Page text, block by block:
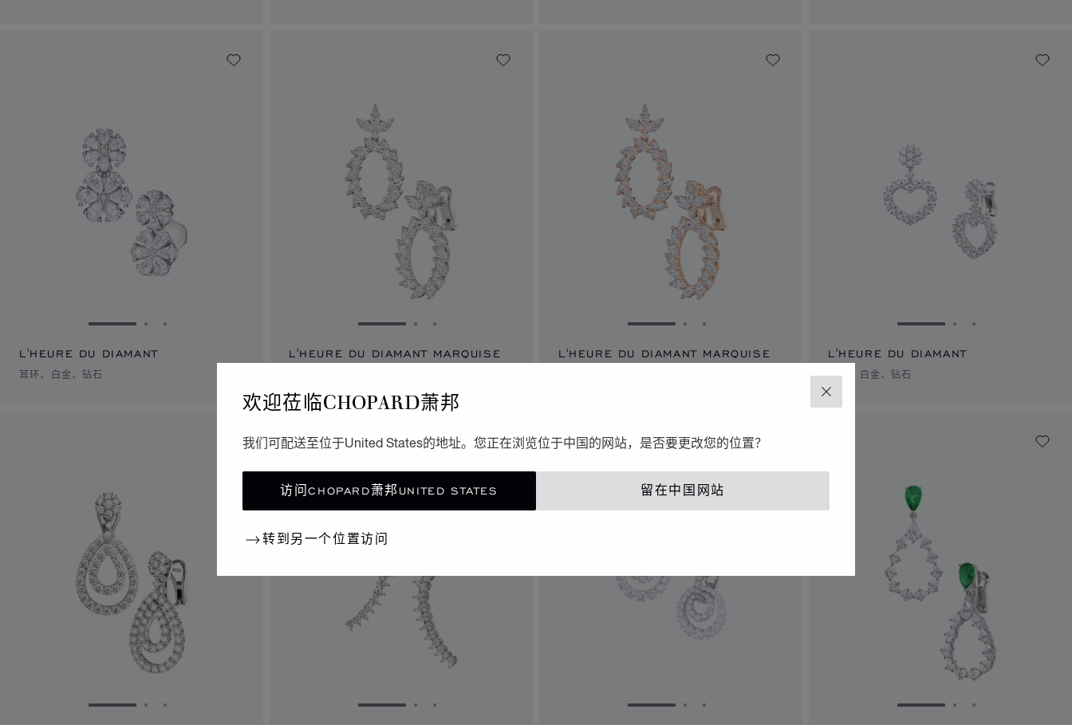
关闭
欢迎莅临CHOPARD萧邦
我们可配送至位于United States的地址。您正在浏览位于中国的网站，是否要更改您的位置？
访问CHOPARD萧邦UNITED STATES 留在中国网站
转到另一个位置访问
转到幻灯片 1转到幻灯片 2
转到幻灯片 3
L'HEURE DU DIAMANT
耳环、白金、钻石
转到幻灯片 1转到幻灯片 2
转到幻灯片 3
L'HEURE DU DIAMANT MARQUISE
转到幻灯片 1转到幻灯片 2
转到幻灯片 3
L'HEURE DU DIAMANT MARQUISE
转到幻灯片 1转到幻灯片 2
转到幻灯片 3
L'HEURE DU DIAMANT
耳环、白金、钻石
转到幻灯片 1转到幻灯片 2
转到幻灯片 3 转到幻灯片 1转到幻灯片 2
转到幻灯片 3 转到幻灯片 1转到幻灯片 2
转到幻灯片 3 转到幻灯片 1转到幻灯片 2
转到幻灯片 3